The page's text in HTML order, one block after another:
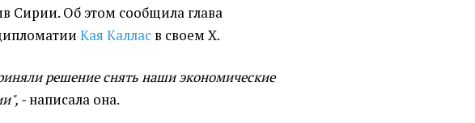
Сирии. Об этом сообщила глава
Кая Каллас в своем X.
решение снять наши экономические
- написала она.